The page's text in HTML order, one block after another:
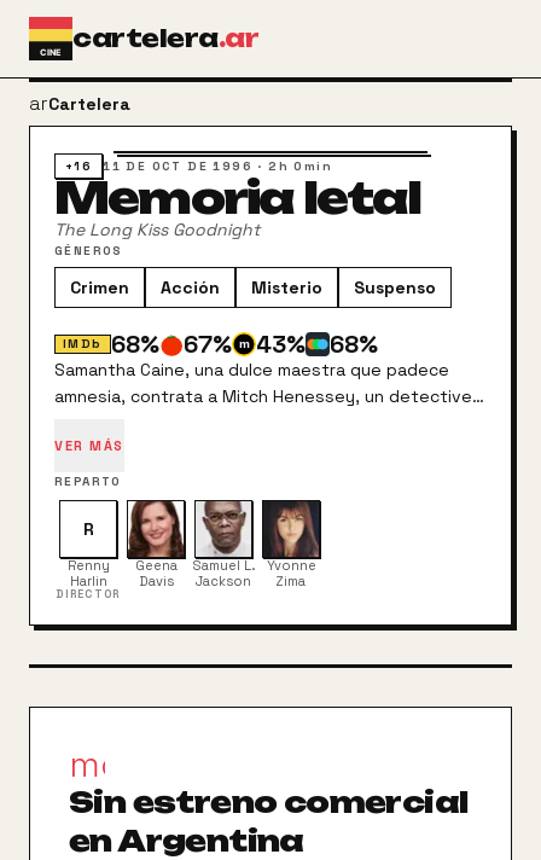
Ir al contenido principal
cartelera.ar
arrow_back
Cartelera
+16 11 DE OCT DE 1996 ·2h 0min
Memoria letal
The Long Kiss Goodnight
GÉNEROS
Crimen Acción Misterio Suspenso
IMDb 68% 67% 43% 68%
Samantha Caine, una dulce maestra que padece
amnesia, contrata a Mitch Henessey, un detective
resultado de la investigación le deparará una
enorme sorpresa.
VER MÁS
REPARTO
R
Renny
Harlin
DIRECTOR
Geena
Davis
Samuel L.
Jackson
Yvonne
Zima
movie_filter
Sin estreno comercial
en Argentina